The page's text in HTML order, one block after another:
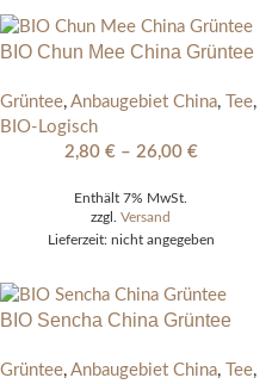
BIO Chun Mee China Grüntee
Grüntee, Anbaugebiet China, Tee,
BIO-Logisch
2,80 € – 26,00 €
Enthält 7% MwSt.
zzgl. Versand
Lieferzeit: nicht angegeben
BIO Sencha China Grüntee
Grüntee, Anbaugebiet China, Tee,